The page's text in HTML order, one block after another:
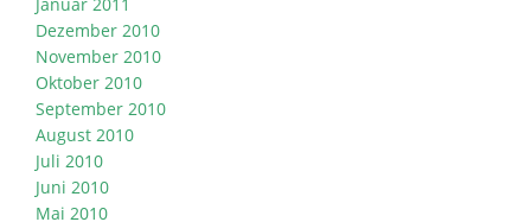
Dezember 2010
November 2010
Oktober 2010
September 2010
August 2010
Juli 2010
Juni 2010
Mai 2010